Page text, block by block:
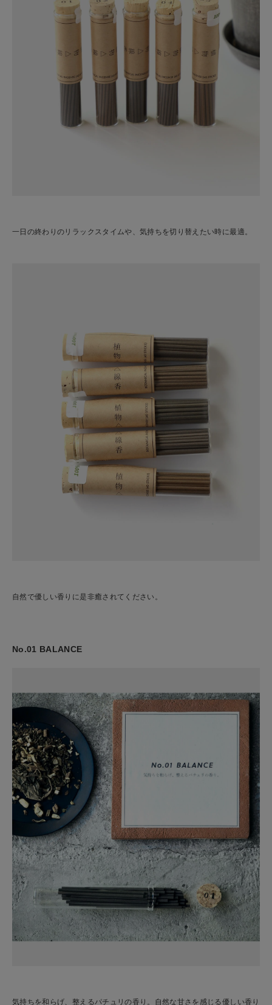
一日の終わりのリラックスタイムや、気持ちを切り替えたい時に最適。
自然で優しい香りに是非癒されてください。
No.01 BALANCE
気持ちを和らげ、整えるパチュリの香り。自然な甘さを感じる優しい香り